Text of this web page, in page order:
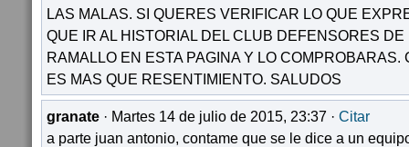
LAS MALAS. SI QUERES VERIFICAR LO QUE
QUE IR AL HISTORIAL DEL CLUB DEFENSORES
RAMALLO EN ESTA PAGINA Y LO COMPROBARAS.
ES MAS QUE RESENTIMIENTO. SALUDOS
granate · Martes 14 de julio de 2015, 23:37 · Citar
a parte juan antonio, contame que se le dice a un